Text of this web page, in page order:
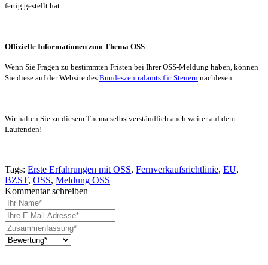
fertig gestellt hat.
Offizielle Informationen zum Thema OSS
Wenn Sie Fragen zu bestimmten Fristen bei Ihrer OSS-Meldung haben, können
Sie diese auf der Website des Bundeszentralamts für Steuern nachlesen.
Wir halten Sie zu diesem Thema selbstverständlich auch weiter auf dem
Laufenden!
Tags: Erste Erfahrungen mit OSS, Fernverkaufsrichtlinie, EU,
BZST, OSS, Meldung OSS
Kommentar schreiben